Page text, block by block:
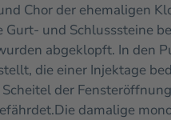
Chor der ehemaligen
und Schlusssteine
abgeklopft. In den
die einer Injektage
der
Die damalige